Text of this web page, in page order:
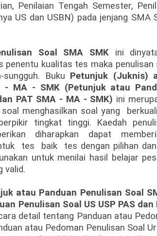
Penilaian Tengah Semester,
US dan USBN) pada jenjang SMA
Soal SMA SMKini
penentu kualitas tes maka penulisan
Buku Petunjuk (Juknis)
- MA - SMK (Petunjuk atau
PAT SMA - MA - SMK) ini
menghasilkan soal yang
tingkat tinggi. Kaedah
diharapkan dapat
tes baik tes dengan pilihan
untuk menilai hasil belajar
valid.
atau Panduan Penulisan Soal
Penulisan Soal US USP PAS dan
detail tentang Panduan atau
atau Pedoman Penulisan Soal